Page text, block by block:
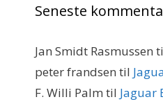
Seneste
Jan Smidt Rasmussen
peter frandsen til
F. Willi Palm til Jaguar